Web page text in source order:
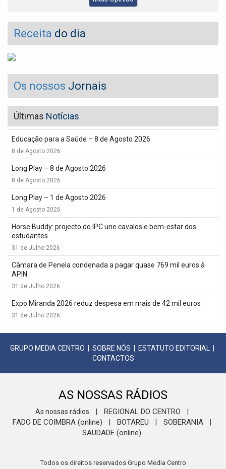
Receita do dia
Os nossos Jornais
Últimas Notícias
Educação para a Saúde – 8 de Agosto 2026
8 de Agosto 2026
Long Play – 8 de Agosto 2026
8 de Agosto 2026
Long Play – 1 de Agosto 2026
1 de Agosto 2026
Horse Buddy: projecto do IPC une cavalos e bem-estar dos
estudantes
31 de Julho 2026
Câmara de Penela condenada a pagar quase 769 mil euros à
APIN
31 de Julho 2026
Expo Miranda 2026 reduz despesa em mais de 42 mil euros
31 de Julho 2026
GRUPO MEDIA CENTRO SOBRE NÓS ESTATUTO EDITORIAL
CONTACTOS
AS NOSSAS RÁDIOS
As nossas rádios REGIONAL DO CENTRO
FADO DE COIMBRA (online) BOTAREU SOBERANIA
SAUDADE (online)
Todos os direitos reservados Grupo Media Centro